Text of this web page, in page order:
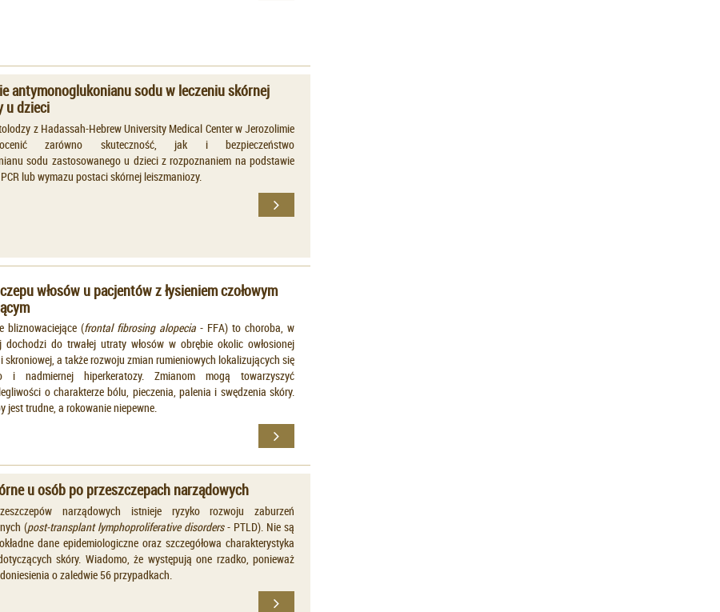
antymonoglukonianu sodu w leczeniu skórnej
u dzieci
z Hadassah-Hebrew University Medical Center w Jerozolimie
zarówno skuteczność, jak i bezpieczeństwo
sodu zastosowanego u dzieci z rozpoznaniem na podstawie
lub wymazu postaci skórnej leiszmaniozy.
włosów u pacjentów z łysieniem czołowym
bliznowaciejące (frontal fibrosing alopecia - FFA) to choroba, w
dochodzi do trwałej utraty włosów w obrębie okolic owłosionej
i skroniowej, a także rozwoju zmian rumieniowych lokalizujących się
i nadmiernej hiperkeratozy. Zmianom mogą towarzyszyć
o charakterze bólu, pieczenia, palenia i swędzenia skóry.
jest trudne, a rokowanie niepewne.
u osób po przeszczepach narządowych
narządowych istnieje ryzyko rozwoju zaburzeń
(post-transplant lymphoproliferative disorders- PTLD). Nie są
dane epidemiologiczne oraz szczegółowa charakterystyka
skóry. Wiadomo, że występują one rzadko, ponieważ
o zaledwie 56 przypadkach.